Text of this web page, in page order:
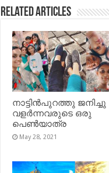
Related Articles
നാട്ടിൻപുറത്തു ജനിച്ചു
വളർന്നവരുടെ ഒരു
പെൺയാത്ര
May 28, 2021